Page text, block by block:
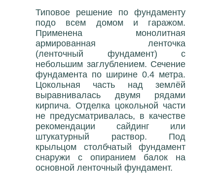
Типовое решение по фундаменту
подо всем домом и гаражом.
Применена монолитная
армированная ленточка
(ленточный фундамент) с
небольшим заглублением. Сечение
фундамента по ширине 0.4 метра.
Цокольная часть над землёй
выравнивалась двумя рядами
кирпича. Отделка цокольной части
не предусматривалась, в качестве
рекомендации сайдинг или
штукатурный раствор. Под
крыльцом столбчатый фундамент
снаружи с опиранием балок на
основной ленточный фундамент.